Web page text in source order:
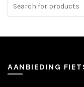
AANBIEDING